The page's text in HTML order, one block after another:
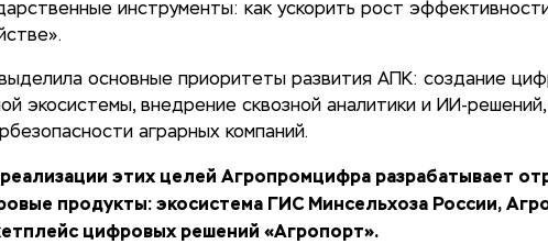
инструменты: как ускорить рост
основные приоритеты развития АПК: создание
экосистемы, внедрение сквозной аналитики и ИИ-
аграрных компаний.
этих целей Агропромцифра разрабатывает
продукты: экосистема ГИС Минсельхоза России,
цифровых решений «Агропорт».